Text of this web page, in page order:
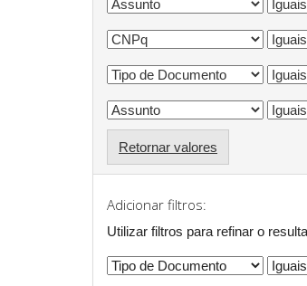
Retornar valores
Adicionar filtros:
Utilizar filtros para refinar o